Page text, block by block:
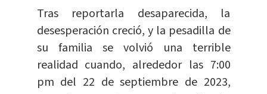
Tras reportarla desaparecida, la
desesperación creció, y la pesadilla de
su familia se volvió una terrible
realidad cuando, alrededor las 7:00
pm del 22 de septiembre de 2023,